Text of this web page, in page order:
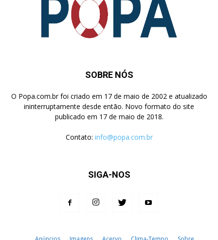
SOBRE NÓS
O Popa.com.br foi criado em 17 de maio de 2002 e atualizado
ininterruptamente desde então. Novo formato do site
publicado em 17 de maio de 2018.
Contato: info@popa.com.br
SIGA-NOS